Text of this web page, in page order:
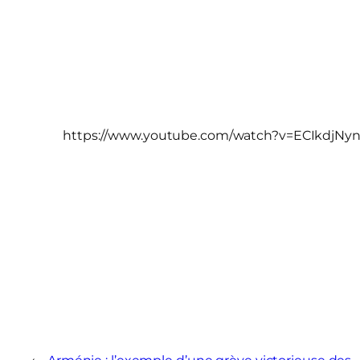
https://www.youtube.com/